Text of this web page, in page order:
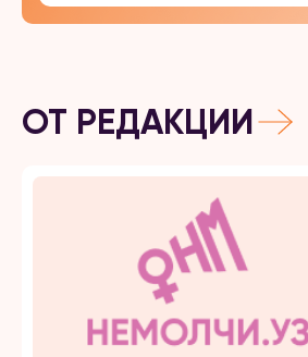
ОТ РЕДАКЦИИ